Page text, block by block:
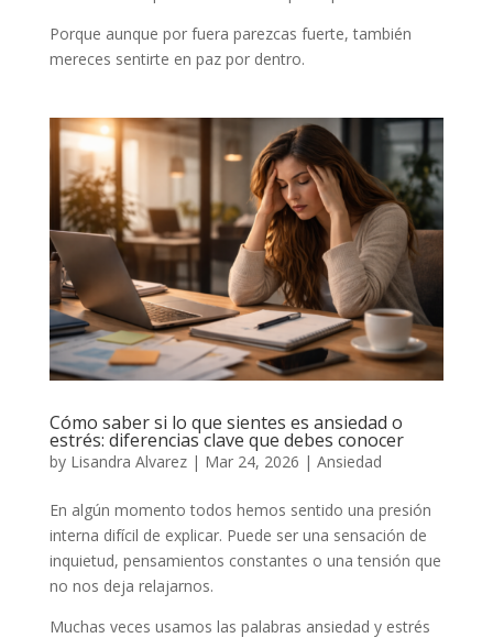
Porque aunque por fuera parezcas fuerte, también
mereces sentirte en paz por dentro.
Cómo saber si lo que sientes es ansiedad o
estrés: diferencias clave que debes conocer
by Lisandra Alvarez| Mar 24, 2026 | Ansiedad
En algún momento todos hemos sentido una presión
interna difícil de explicar. Puede ser una sensación de
inquietud, pensamientos constantes o una tensión que
no nos deja relajarnos.
Muchas veces usamos las palabras ansiedad y estrés